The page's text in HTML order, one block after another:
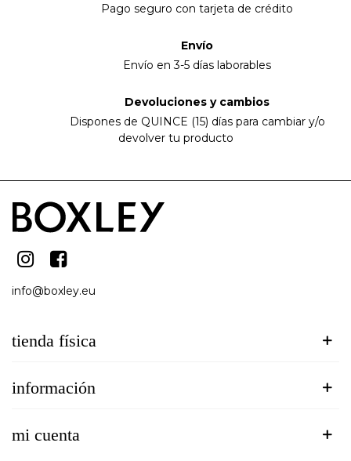
Pago seguro con tarjeta de crédito
Envío
Envío en 3-5 días laborables
Devoluciones y cambios
Dispones de QUINCE (15) días para cambiar y/o
devolver tu producto
info@boxley.eu
tienda física
información
mi cuenta